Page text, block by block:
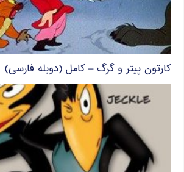
کارتون پیتر و گرگ – کامل (دوبله فارسی)